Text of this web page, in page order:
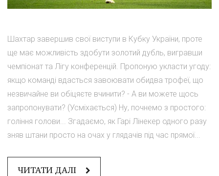
Шахтар завершив свої виступи в Кубку України, проте
ще має можливість здобути золотий дубль, вигравши
чемпіонат та Лігу конференцій. Пропоную укласти угоду:
якщо команді вдасться завоювати обидва трофеї, що
незвичайне ви обіцяєте вчинити? - А ви можете щось
запропонувати? (Усміхається) Ну, почнемо з простого:
гоління голови... Згадаємо, як Гарі Лінекер одного разу
зняв штани просто на очах у глядачів під час прямої...
ЧИТАТИ ДАЛІ